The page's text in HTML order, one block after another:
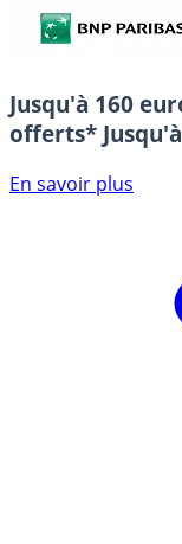
Jusqu'à 160
offerts*
En savoir plus